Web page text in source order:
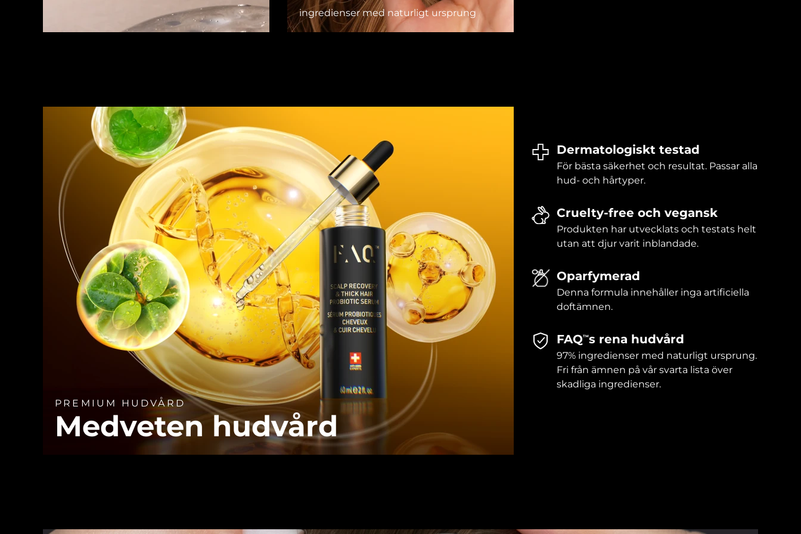
ingredienser med naturligt ursprung
PREMIUM HUDVÅRD
Medveten hudvård
Dermatologiskt testad
För bästa säkerhet och resultat. Passar alla
hud- och hårtyper.
Cruelty-free och vegansk
Produkten har utvecklats och testats helt
utan att djur varit inblandade.
Oparfymerad
Denna formula innehåller inga artificiella
doftämnen.
FAQTMs rena hudvård
97% ingredienser med naturligt ursprung.
Fri från ämnen på vår svarta lista över
skadliga ingredienser.